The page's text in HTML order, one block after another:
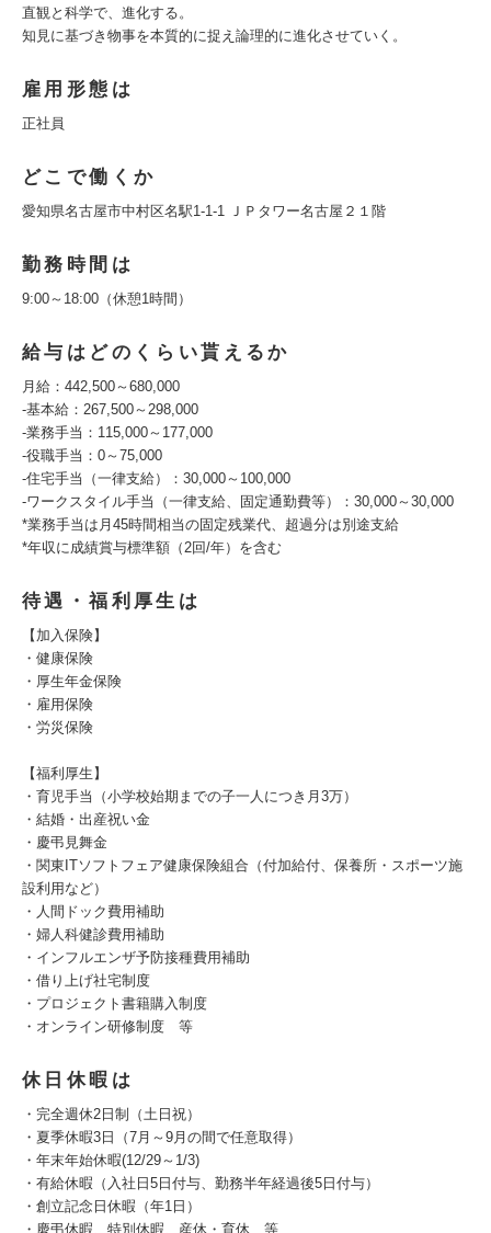
直観と科学で、進化する。
知見に基づき物事を本質的に捉え論理的に進化させていく。
雇用形態は
正社員
どこで働くか
愛知県名古屋市中村区名駅1-1-1 ＪＰタワー名古屋２１階
勤務時間は
9:00～18:00（休憩1時間）
給与はどのくらい貰えるか
月給：442,500～680,000
‐基本給：267,500～298,000
‐業務手当：115,000～177,000
‐役職手当：0～75,000
‐住宅手当（一律支給）：30,000～100,000
‐ワークスタイル手当（一律支給、固定通勤費等）：30,000～30,000
*業務手当は月45時間相当の固定残業代、超過分は別途支給
*年収に成績賞与標準額（2回/年）を含む
待遇・福利厚生は
【加入保険】
・健康保険
・厚生年金保険
・雇用保険
・労災保険
【福利厚生】
・育児手当（小学校始期までの子一人につき月3万）
・結婚・出産祝い金
・慶弔見舞金
・関東ITソフトフェア健康保険組合（付加給付、保養所・スポーツ施
設利用など）
・人間ドック費用補助
・婦人科健診費用補助
・インフルエンザ予防接種費用補助
・借り上げ社宅制度
・プロジェクト書籍購入制度
・オンライン研修制度 等
休日休暇は
・完全週休2日制（土日祝）
・夏季休暇3日（7月～9月の間で任意取得）
・年末年始休暇(12/29～1/3)
・有給休暇（入社日5日付与、勤務半年経過後5日付与）
・創立記念日休暇（年1日）
・慶弔休暇、特別休暇、産休・育休 等